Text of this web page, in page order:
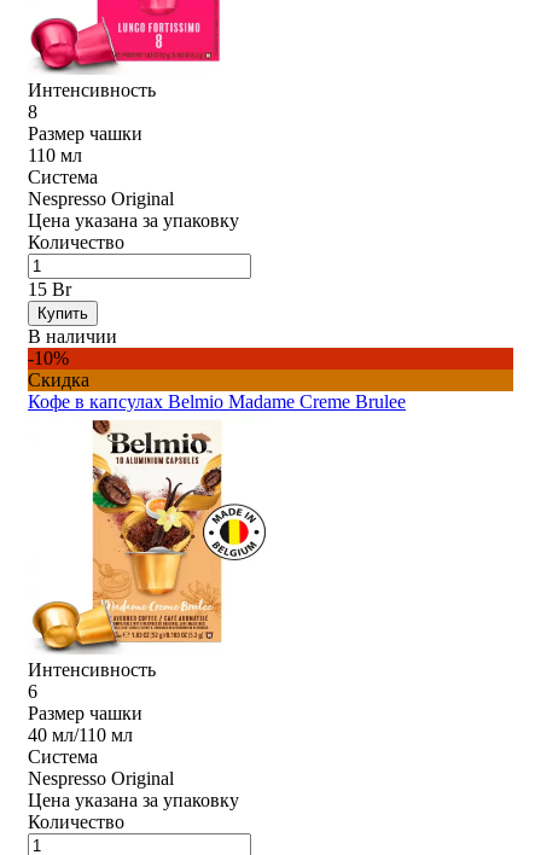
Интенсивность
8
Размер чашки
110 мл
Система
Nespresso Original
Цена указана за упаковку
Количество
15 Br
Купить
В наличии
-10%
Скидка
Кофе в капсулах Belmio Madame Creme Brulee
Интенсивность
6
Размер чашки
40 мл/110 мл
Система
Nespresso Original
Цена указана за упаковку
Количество